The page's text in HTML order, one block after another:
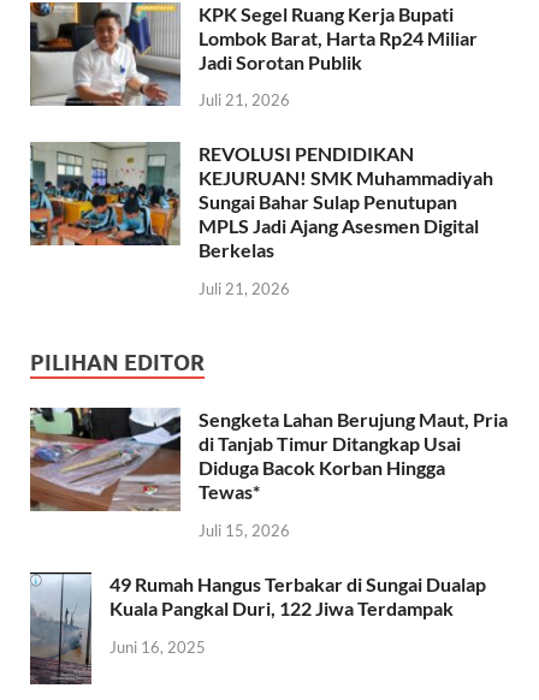
KPK Segel Ruang Kerja Bupati
Lombok Barat, Harta Rp24 Miliar
Jadi Sorotan Publik
Juli 21, 2026
REVOLUSI PENDIDIKAN
KEJURUAN! SMK Muhammadiyah
Sungai Bahar Sulap Penutupan
MPLS Jadi Ajang Asesmen Digital
Berkelas
Juli 21, 2026
PILIHAN EDITOR
Sengketa Lahan Berujung Maut, Pria
di Tanjab Timur Ditangkap Usai
Diduga Bacok Korban Hingga
Tewas*
Juli 15, 2026
49 Rumah Hangus Terbakar di Sungai Dualap
Kuala Pangkal Duri, 122 Jiwa Terdampak
Juni 16, 2025